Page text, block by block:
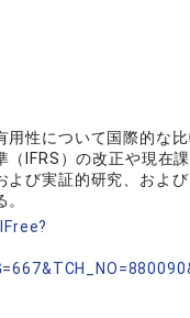
性について国際的な
IFRS）の改正や現在
び実証的研究、およ